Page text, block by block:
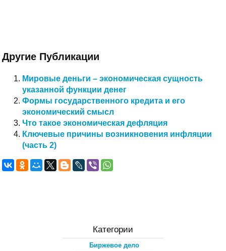
Другие Публикации
Мировые деньги – экономическая сущность
указанной функции денег
Формы государственного кредита и его
экономический смысл
Что такое экономическая дефляция
Ключевые причины возникновения инфляции
(часть 2)
Категории
Биржевое дело